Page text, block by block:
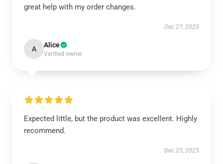
great help with my order changes.
Dec 27, 2025
A Alice
Verified owner
Expected little, but the product was excellent. Highly
recommend.
Dec 25, 2025